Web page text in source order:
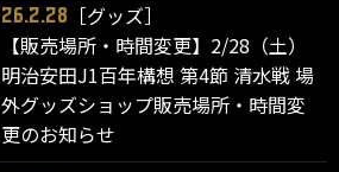
26.2.28
［グッズ］
【販売場所・時間変更】2/28（土）
明治安田J1百年構想 第4節 清水戦 場
外グッズショップ販売場所・時間変
更のお知らせ